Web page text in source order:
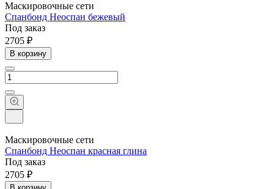
Маскировочные сети
Спанбонд Неоспан бежевый
Под заказ
2705 ₽
В корзину
Маскировочные сети
Спанбонд Неоспан красная глина
Под заказ
2705 ₽